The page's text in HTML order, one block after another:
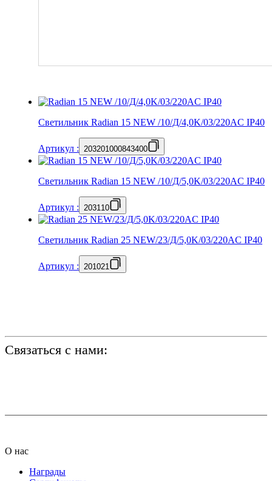
Светильник Radian 15 NEW /10/Д/4,0K/03/220AC IP40
Артикул : 203201000843400
Светильник Radian 15 NEW /10/Д/5,0K/03/220AC IP40
Артикул : 203110
Светильник Radian 25 NEW/23/Д/5,0K/03/220AC IP40
Артикул : 201021
Связаться с нами:
О нас
Награды